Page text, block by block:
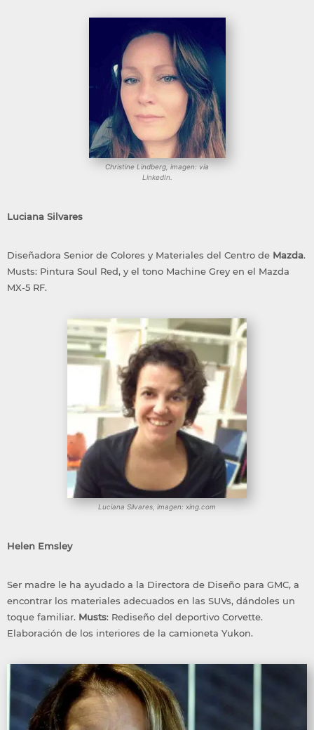
Christine Lindberg, imagen: vía
LinkedIn.
Luciana Silvares
Diseñadora Senior de Colores y Materiales del Centro de Mazda.
Musts: Pintura Soul Red, y el tono Machine Grey en el Mazda
MX-5 RF.
Luciana Silvares, imagen: xing.com
Helen Emsley
Ser madre le ha ayudado a la Directora de Diseño para GMC, a
encontrar los materiales adecuados en las SUVs, dándoles un
toque familiar. Musts: Rediseño del deportivo Corvette.
Elaboración de los interiores de la camioneta Yukon.